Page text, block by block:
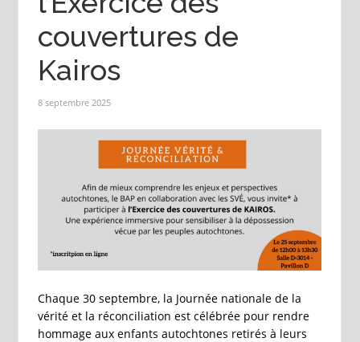
couvertures de
Kairos
8 septembre 2025
Chaque 30 septembre, la Journée nationale de la
vérité et la réconciliation est célébrée pour rendre
hommage aux enfants autochtones retirés à leurs